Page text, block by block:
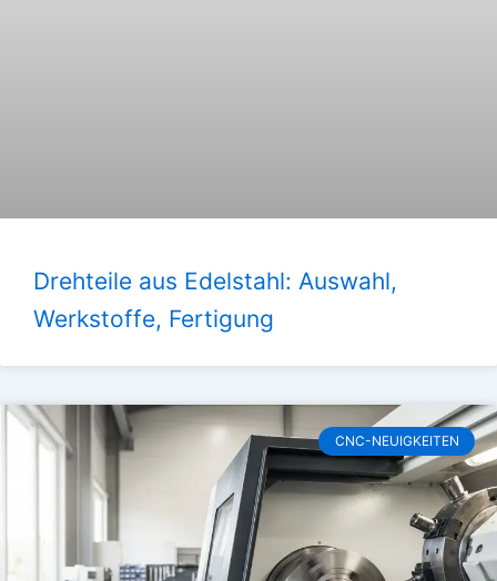
Drehteile aus Edelstahl: Auswahl,
Werkstoffe, Fertigung
CNC-NEUIGKEITEN